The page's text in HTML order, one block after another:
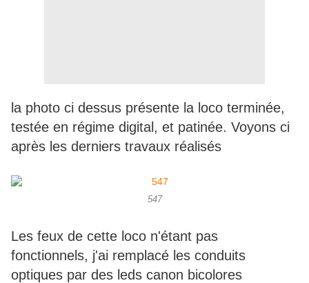
la photo ci dessus présente la loco terminée,
testée en régime digital, et patinée. Voyons ci
après les derniers travaux réalisés
547
Les feux de cette loco n'étant pas
fonctionnels, j'ai remplacé les conduits
optiques par des leds canon bicolores